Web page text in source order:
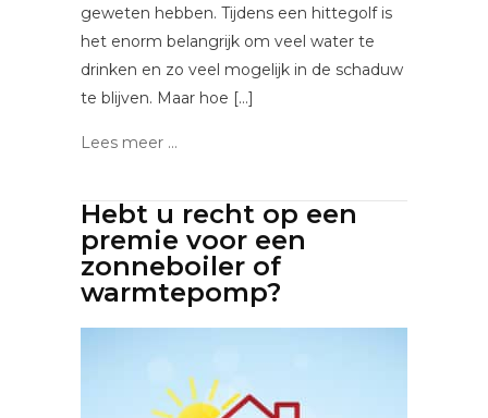
geweten hebben. Tijdens een hittegolf is
het enorm belangrijk om veel water te
drinken en zo veel mogelijk in de schaduw
te blijven. Maar hoe […]
Lees meer ...
Hebt u recht op een
premie voor een
zonneboiler of
warmtepomp?